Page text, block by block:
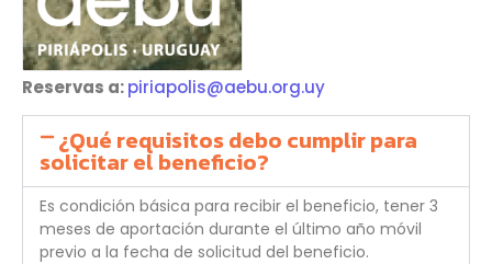
Reservas a:piriapolis@aebu.org.uy
¿Qué requisitos debo cumplir para
solicitar el beneficio?
Es condición básica para recibir el beneficio, tener 3
meses de aportación durante el último año móvil
previo a la fecha de solicitud del beneficio.